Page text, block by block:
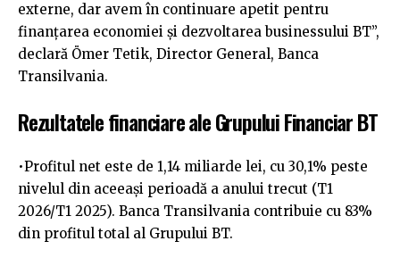
externe, dar avem în continuare apetit pentru
finanțarea economiei și dezvoltarea businessului BT”,
declară Ömer Tetik, Director General, Banca
Transilvania.
Rezultatele financiare ale Grupului Financiar BT
•Profitul net este de 1,14 miliarde lei, cu 30,1% peste
nivelul din aceeași perioadă a anului trecut (T1
2026/T1 2025). Banca Transilvania contribuie cu 83%
din profitul total al Grupului BT.